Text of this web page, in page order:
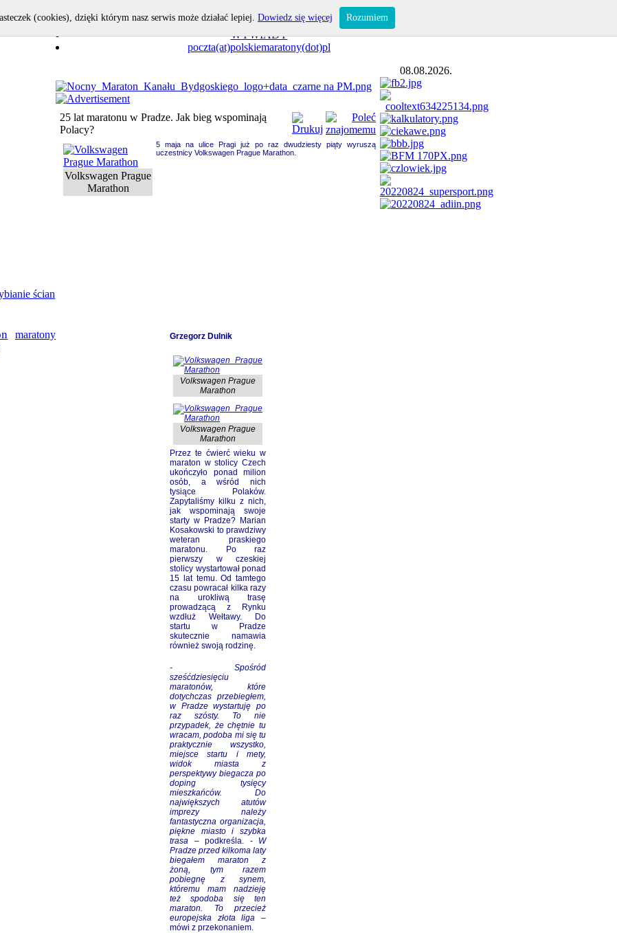
OPOWIEDZ I TY!
WYWIADY
poczta(at)polskiemaratony(dot)pl
08.08.2026.
ścian
maratony
25 lat maratonu w Pradze. Jak bieg wspominają
Polacy?
Volkswagen Prague
Marathon
5 maja na ulice Pragi już po raz dwudziesty piąty wyruszą
uczestnicy Volkswagen Prague Marathon.
Grzegorz Dulnik
Volkswagen Prague
Marathon
Volkswagen Prague
Marathon
Przez te ćwierć wieku w
maraton w stolicy Czech
ukończyło ponad milion
osób, a wśród nich
tysiące Polaków.
Zapytaliśmy kilku z nich,
jak wspominają swoje
starty w Pradze? Marian
Kosakowski to prawdziwy
weteran praskiego
maratonu. Po raz
pierwszy w czeskiej
stolicy wystartował ponad
15 lat temu. Od tamtego
czasu powracał kilka razy
na urokliwą trasę
prowadzącą z Rynku
wzdłuż Wełtawy. Do
startu w Pradze
skutecznie namawia
również swoją rodzinę.
- Spośród
sześćdziesięciu
maratonów, które
dotychczas przebiegłem,
w Pradze wystartuję po
raz szósty. To nie
przypadek, że chętnie tu
wracam, podoba mi się tu
praktycznie wszystko,
miejsce startu i mety,
widok miasta z
perspektywy biegacza po
doping tysięcy
mieszkańców. Do
największych atutów
imprezy należy
fantastyczna organizacja,
piękne miasto i szybka
trasa – podkreśla. - W
Pradze przed kilkoma laty
biegałem maraton z
żoną, tym razem
pobiegnę z synem,
któremu mam nadzieję
też spodoba się ten
maraton. To przecież
europejska złota liga –
mówi z przekonaniem.
(cookies), dzięki którym nasz serwis może działać lepiej. Dowiedz się więcej Rozumiem